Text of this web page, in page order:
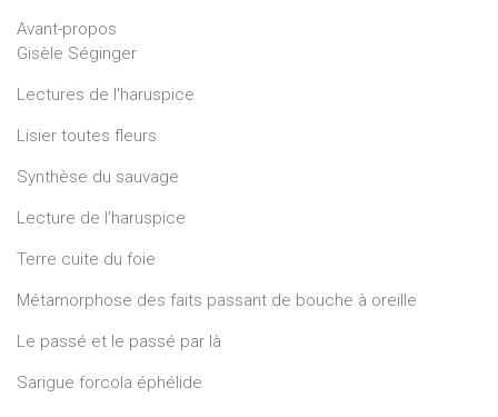
Avant-propos
Gisèle Séginger
Lectures de l'haruspice
Lisier toutes fleurs
Synthèse du sauvage
Lecture de l’haruspice
Terre cuite du foie
Métamorphose des faits passant de bouche à oreille
Le passé et le passé par là
Sarigue forcola éphélide